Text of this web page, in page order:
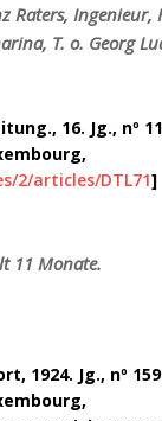
Raters, Ingenieur,
T. o. Georg
16. Jg., nº
2/articles/DTL71]
11 Monate.
1924. Jg., nº